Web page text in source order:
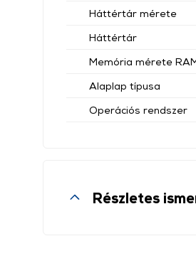
Háttértár mérete
Háttértár
Memória mérete
Alaplap típusa
Operációs rendszer
Részletes